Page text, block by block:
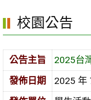
容
區
校園公告
公告主旨
2025台
發佈日期
2025 年